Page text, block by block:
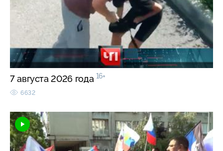
7 августа 2026 года 16+
6632